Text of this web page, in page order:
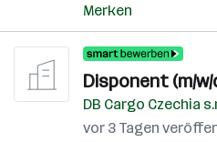
Merken
Disponent (m/
DB Cargo Czechia
vor 3 Tagen